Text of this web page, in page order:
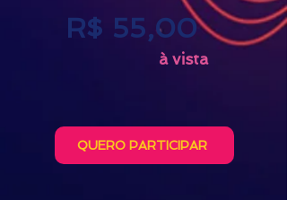
R$ 55,00
à vista
QUERO PARTICIPAR